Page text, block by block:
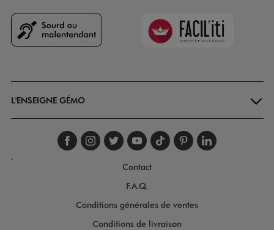
Faciliti
L'ENSEIGNE GÉMO
Suivez-nous sur
Suivez-nous sur
Suivez-nous sur
Suivez-nous
Suivez-nous
Suivez-
.
Contact
F.A.Q.
Conditions générales de ventes
Conditions de livraison